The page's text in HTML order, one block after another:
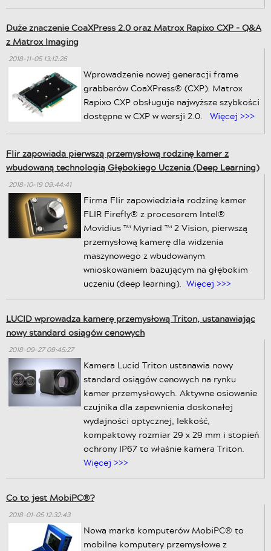
Duże znaczenie CoaXPress 2.0 oraz Matrox Rapixo CXP - Q&A
z Matrox Imaging
2018-11-05 13:12:26
Wprowadzenie nowej generacji frame
grabberów CoaXPress® (CXP): Matrox
Rapixo CXP obsługuje najwyższe szybkości
dostępne w CXP w wersji 2.0. Więcej >>>
Flir zapowiada pierwszą przemysłową rodzinę kamer z
wbudowaną technologią Głębokiego Uczenia (Deep Learning)
2018-10-19 09:44:41
Firma Flir zapowiedziała rodzinę kamer
FLIR Firefly® z procesorem Intel®
Movidius ™ Myriad ™ 2 Vision, pierwszą
przemysłową kamerę dla widzenia
maszynowego z wbudowanym
wnioskowaniem bazującym na głębokim
uczeniu (deep learning). Więcej >>>
LUCID wprowadza kamerę przemysłową Triton, ustanawiając
nowy standard osiągów cenowych
2018-09-27 09:45:27
Kamera Lucid Triton ustanawia nowy
standard osiągów cenowych na rynku
kamer przemysłowych. Aktywne osiowanie
czujnika dla zapewnienia doskonałej
wydajności optycznej, lekkość,
kompaktowy rozmiar 29 x 29 mm i stopień
ochrony IP67 to właśnie kamera Triton.
Więcej >>>
Co to jest MobiPC®?
2018-01-05 12:32:43
Nowa marka komputerów MobiPC® to
mobilne komputery przemysłowe z